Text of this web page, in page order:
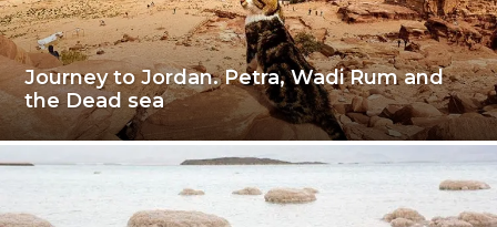
Journey to Jordan. Petra, Wadi Rum and
the Dead sea